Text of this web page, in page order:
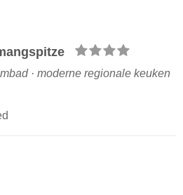
· moderne regionale keuken